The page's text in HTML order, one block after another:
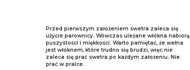
Przed pierwszym założeniem swetra zaleca się
użycie parownicy. Wówczas uleżane włókna nabiorą
puszystości i miękkości. Warto pamiętać, że wełna
jest włóknem, które trudno się brudzi, więc nie
zaleca się prać swetra po każdym założeniu. Nie
prać w pralce.